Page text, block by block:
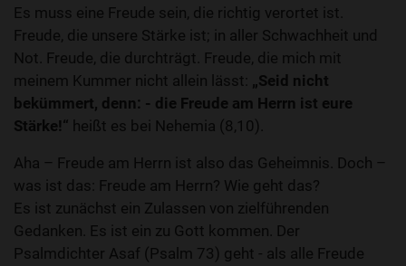
Es muss eine Freude sein, die richtig verortet ist.
Freude, die unsere Stärke ist; in aller Schwachheit und
Not. Freude, die durchträgt. Freude, die mich mit
meinem Kummer nicht allein lässt: „Seid nicht
bekümmert, denn: - die Freude am Herrn ist eure
Stärke!“ heißt es bei Nehemia (8,10).
Aha – Freude am Herrn ist also das Geheimnis. Doch –
was ist das: Freude am Herrn? Wie geht das?
Es ist zunächst ein Zulassen von zielführenden
Gedanken. Es ist ein zu Gott kommen. Der
Psalmdichter Asaf (Psalm 73) geht - als alle Freude